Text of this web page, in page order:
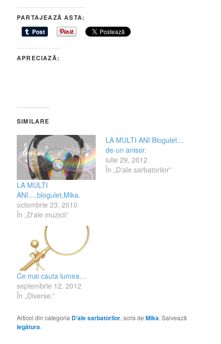
PARTAJEAZĂ ASTA:
APRECIAZĂ:
SIMILARE
LA MULTI
ANI….blogulet,Mika.
octombrie 23, 2010
În „D'ale muzicii”
LA MULTI ANI Blogulet…
de-un anisor.
iulie 29, 2012
În „D'ale sarbatorilor”
Ce mai cauta lumea…
septembrie 12, 2012
În „Diverse.”
Articol din categoria D'ale sarbatorilor, scris deMika. Salvează
legătura.